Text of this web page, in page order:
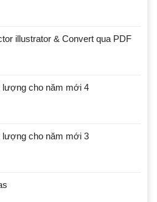
illustrator & Convert qua PDF
lượng cho năm mới 4
lượng cho năm mới 3